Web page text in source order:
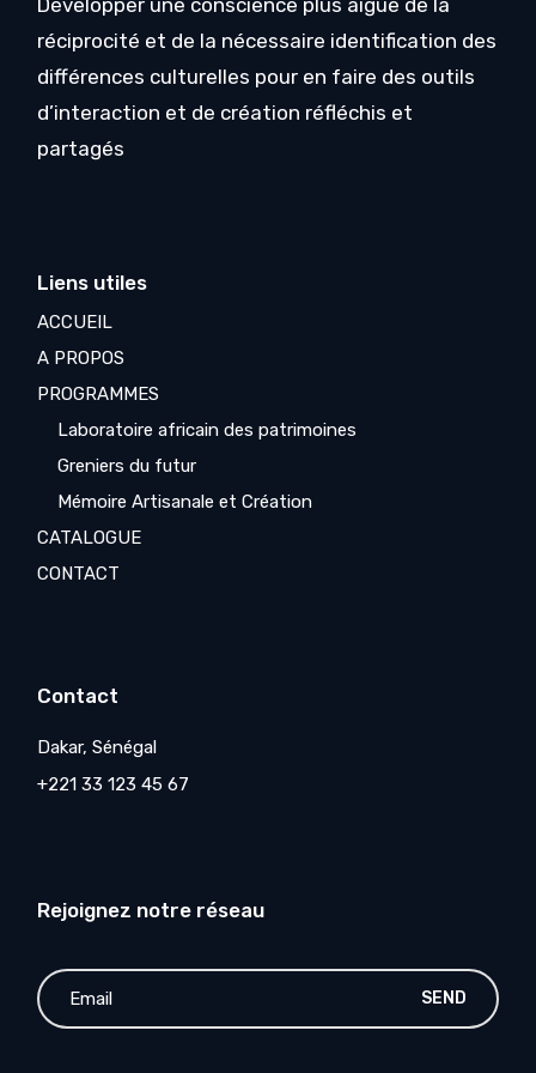
Développer une conscience plus aigüe de la
réciprocité et de la nécessaire identification des
différences culturelles pour en faire des outils
d’interaction et de création réfléchis et
partagés
Liens utiles
ACCUEIL
A PROPOS
PROGRAMMES
Laboratoire africain des patrimoines
Greniers du futur
Mémoire Artisanale et Création
CATALOGUE
CONTACT
Contact
Dakar, Sénégal
+221 33 123 45 67
Rejoignez notre réseau
SEND